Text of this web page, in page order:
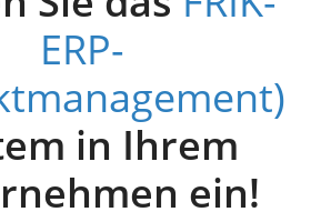
ERP-
in Ihrem
ein!